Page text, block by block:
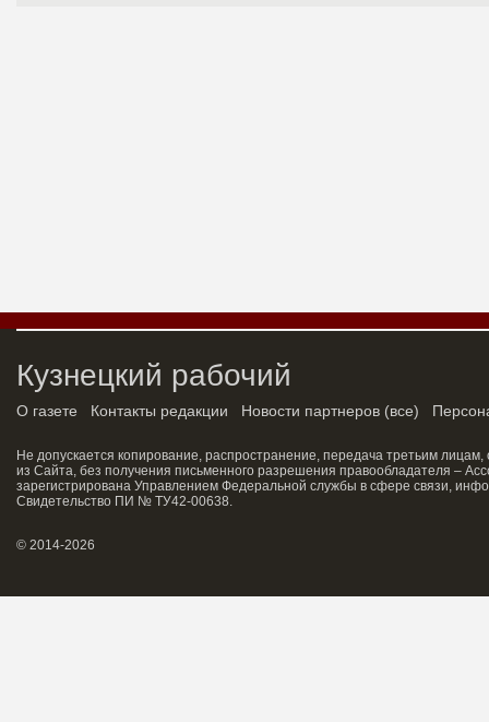
Кузнецкий рабочий
О газете Контакты редакции Новости партнеров (все)
Не допускается копирование, распространение, передача третьим
из Сайта, без получения письменного разрешения правообладателя –
зарегистрирована Управлением Федеральной службы в сфере связи,
Свидетельство ПИ № ТУ42-00638.
© 2014-2026